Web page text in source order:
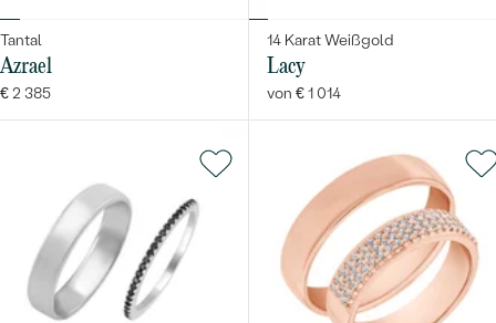
Tantal
Azrael
€ 2 385
14 Karat Weißgold
Lacy
von € 1 014